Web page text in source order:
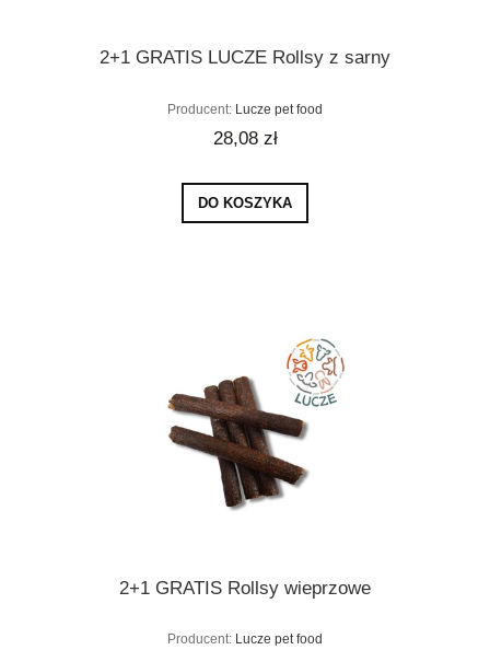
2+1 GRATIS LUCZE Rollsy z sarny
Producent: Lucze pet food
28,08 zł
DO KOSZYKA
2+1 GRATIS Rollsy wieprzowe
Producent: Lucze pet food